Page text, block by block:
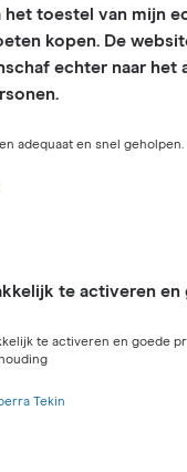
het toestel van mijn
kopen. De
echter naar het
adequaat en snel geholpen.
te activeren
te activeren en goede
Tekin